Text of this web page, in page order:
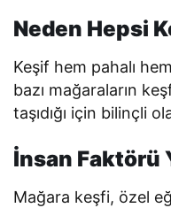
Neden Hepsi
Keşif hem pahalı
bazı mağaraların
taşıdığı için bilinçli
İnsan Faktörü
Mağara keşfi, özel